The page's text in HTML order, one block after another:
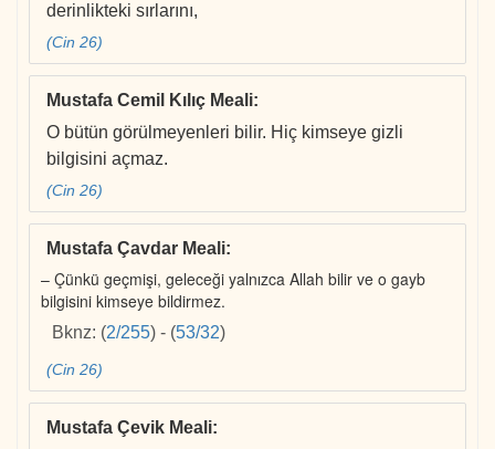
derinlikteki sırlarını,
(Cin 26)
Mustafa Cemil Kılıç Meali:
O bütün görülmeyenleri bilir. Hiç kimseye gizli
bilgisini açmaz.
(Cin 26)
Mustafa Çavdar Meali:
– Çünkü geçmişi, geleceği yalnızca Allah bilir ve o gayb
bilgisini kimseye bildirmez.
Bknz: (2/255) - (53/32)
(Cin 26)
Mustafa Çevik Meali: